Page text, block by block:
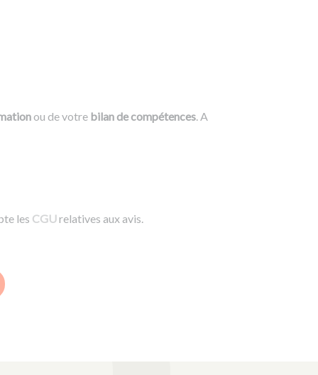
ou de votre bilan de compétences. A
les CGUrelatives aux avis.